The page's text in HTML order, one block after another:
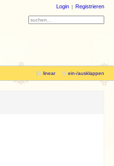
Login Registrieren
linear ein-/ausklappen